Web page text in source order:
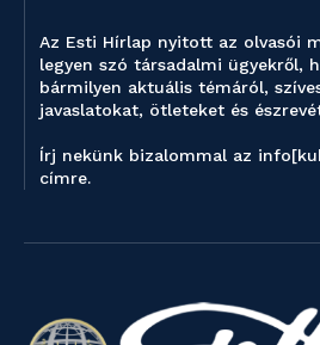
Az Esti Hírlap nyitott az olvasói
legyen szó társadalmi ügyekről,
bármilyen aktuális témáról,
javaslatokat, ötleteket és
Írj nekünk bizalommal az
címre.